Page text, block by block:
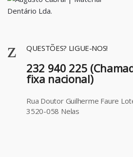
QUESTÕES? LIGUE-NOS!
232 940 225
fixa nacional)
Rua Doutor Guilherme Faure
3520-058 Nelas